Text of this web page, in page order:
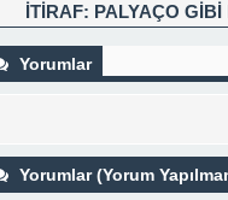
İTİRAF: PALYAÇO GİBİ
Yorumlar
Yorumlar (Yorum